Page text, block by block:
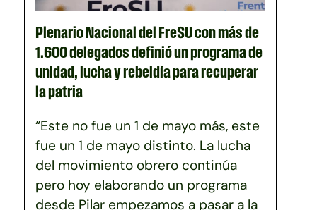
Plenario Nacional del FreSU con más de
1.600 delegados definió un programa de
unidad, lucha y rebeldía para recuperar
la patria
“Este no fue un 1 de mayo más, este
fue un 1 de mayo distinto. La lucha
del movimiento obrero continúa
pero hoy elaborando un programa
desde Pilar empezamos a pasar a la